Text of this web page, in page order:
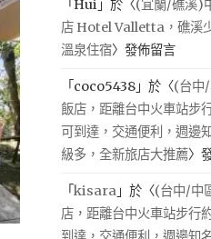
「Hui 」於〈(宜蘭/礁溪)
店 Hotel Valletta，礁溪
溫泉住宿〉發佈留言
「 coco5438 」於〈(台中
飯店，距離台中火車站步
可到達，交通便利，週邊
級多，全新旅店大推薦〉
「kisara 」於〈(台中/中
店，距離台中火車站步行